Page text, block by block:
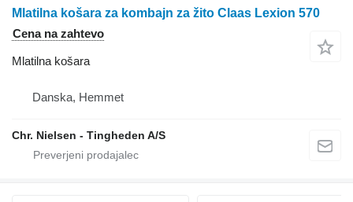
Mlatilna košara za kombajn za žito Claas Lexion 570
Cena na zahtevo
Mlatilna košara
Danska, Hemmet
Chr. Nielsen - Tingheden A/S